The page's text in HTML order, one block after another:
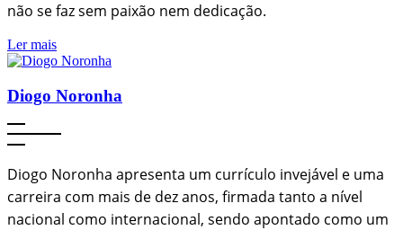
não se faz sem paixão nem dedicação.
Ler mais
Diogo Noronha
Diogo Noronha apresenta um currículo invejável e uma
carreira com mais de dez anos, firmada tanto a nível
nacional como internacional, sendo apontado como um